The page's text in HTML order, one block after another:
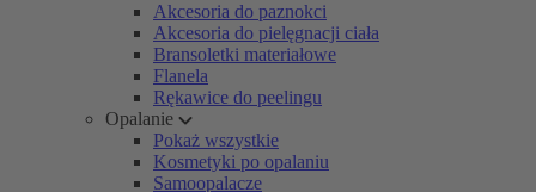
Akcesoria do paznokci
Akcesoria do pielęgnacji ciała
Bransoletki materiałowe
Flanela
Rękawice do peelingu
Opalanie
Pokaż wszystkie
Kosmetyki po opalaniu
Samoopalacze